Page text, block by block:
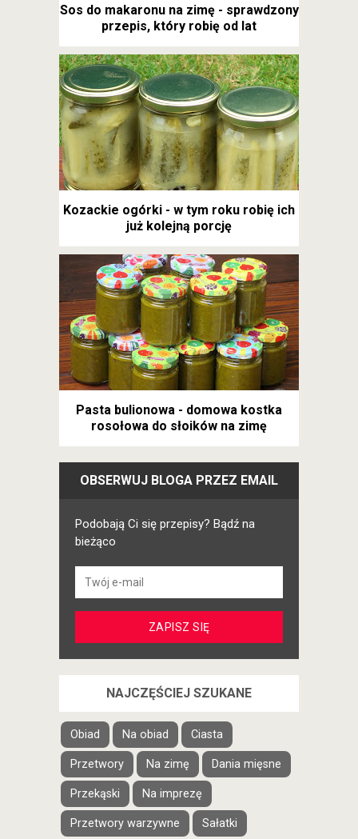
Sos do makaronu na zimę - sprawdzony
przepis, który robię od lat
Kozackie ogórki - w tym roku robię ich
już kolejną porcję
Pasta bulionowa - domowa kostka
rosołowa do słoików na zimę
OBSERWUJ BLOGA PRZEZ EMAIL
Podobają Ci się przepisy? Bądź na
bieżąco
NAJCZĘŚCIEJ SZUKANE
Obiad Na obiad Ciasta
Przetwory Na zimę Dania mięsne
Przekąski Na imprezę
Przetwory warzywne Sałatki